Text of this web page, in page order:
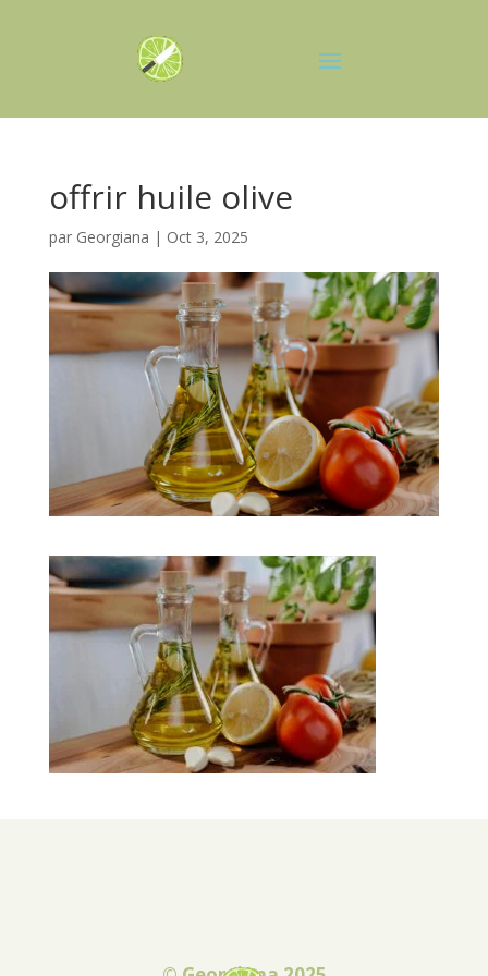
offrir huile olive
par Georgiana | Oct 3, 2025